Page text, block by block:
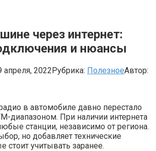
через интернет:
и нюансы
апреля, 2022Рубрика: ПолезноеАвтор:
в автомобиле давно перестало
диапазоном. При наличии интернета
станции, независимо от региона.
но добавляет технические
стоит учитывать заранее.